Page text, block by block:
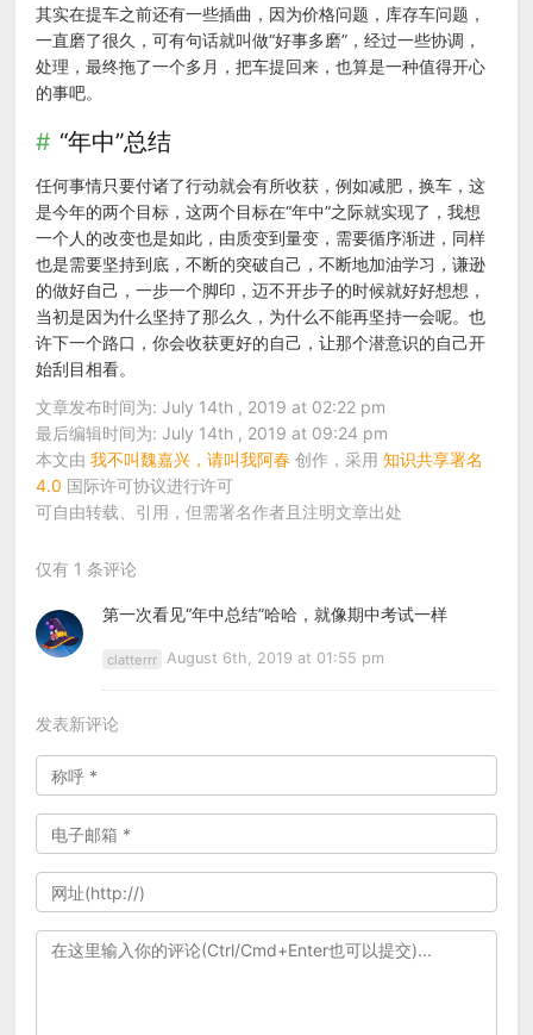
其实在提车之前还有一些插曲，因为价格问题，库存车问题，
一直磨了很久，可有句话就叫做“好事多磨”，经过一些协调，
处理，最终拖了一个多月，把车提回来，也算是一种值得开心
的事吧。
“年中”总结
任何事情只要付诸了行动就会有所收获，例如减肥，换车，这
是今年的两个目标，这两个目标在“年中”之际就实现了，我想
一个人的改变也是如此，由质变到量变，需要循序渐进，同样
也是需要坚持到底，不断的突破自己，不断地加油学习，谦逊
的做好自己，一步一个脚印，迈不开步子的时候就好好想想，
当初是因为什么坚持了那么久，为什么不能再坚持一会呢。也
许下一个路口，你会收获更好的自己，让那个潜意识的自己开
始刮目相看。
文章发布时间为: July 14th , 2019 at 02:22 pm
最后编辑时间为: July 14th , 2019 at 09:24 pm
本文由我不叫魏嘉兴，请叫我阿春 创作，采用知识共享署名
4.0 国际许可协议进行许可
可自由转载、引用，但需署名作者且注明文章出处
仅有 1 条评论
第一次看见“年中总结”哈哈，就像期中考试一样
clatterrr August 6th, 2019 at 01:55 pm
发表新评论